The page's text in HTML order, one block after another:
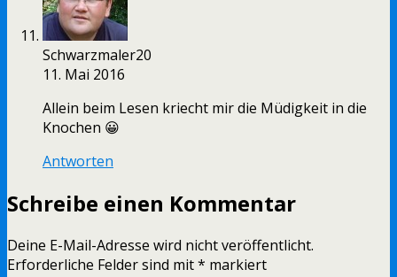
Schwarzmaler20
11. Mai 2016
Allein beim Lesen kriecht mir die Müdigkeit in die
Knochen 😀
Antworten
Schreibe einen Kommentar
Deine E-Mail-Adresse wird nicht veröffentlicht.
Erforderliche Felder sind mit* markiert